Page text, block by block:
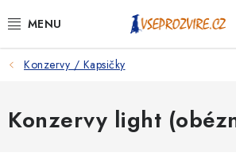
na
PSI
KOČKY
Konzervy / Kapsičky
Konzervy light